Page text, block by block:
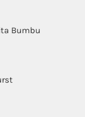
Bumbu